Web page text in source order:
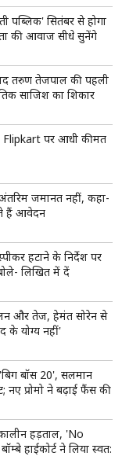
शरीर में
View More
सुर? मोहन भागवत बोले-
पीढ़ी, संवाद की कमी
दुखों का पहाड़, सबसे
अपराध से सत्ता तक
को बड़ी राहत, DA में
63% पहुंचने की